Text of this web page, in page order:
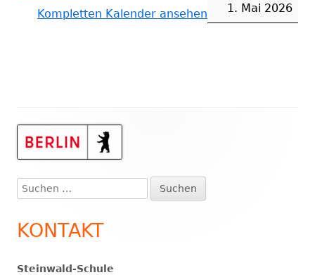
1. Mai 2026
Kompletten Kalender ansehen
Haupt-
Suchen
nach:
KONTAKT
Steinwald-Schule